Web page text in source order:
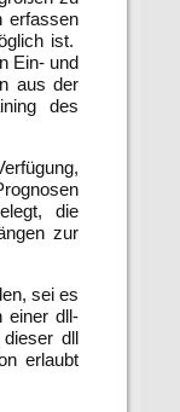
erfassen
ist.
Ein- und
aus der
des
die
zur
sei es
einer dll-
dll
erlaubt